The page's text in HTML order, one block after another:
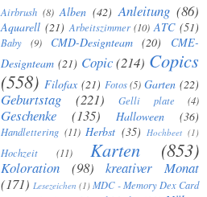
Airbrush (8) Alben (42) Anleitung (86)
Aquarell (21) Arbeitszimmer (10) ATC (51)
Baby (9) CMD-Designteam (20)
CME-
Designteam (21) Copic (214) Copics
(558) Filofax (21) Fotos (5) Garten (22)
Geburtstag (221) Gelli plate (4)
Geschenke (135) Halloween (36)
Handlettering (11) Herbst (35) Hochbeet (1)
Hochzeit (11) Karten (853)
Koloration (98)
kreativer Monat
(171) Lesezeichen (1) MDC - Memory Dex Card